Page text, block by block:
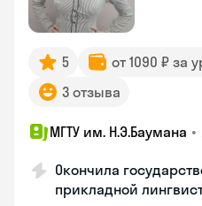
5 от 1090 ₽ за
3 отзыва
МГТУ им. Н.Э.Баумана •
Окончила
прикладной